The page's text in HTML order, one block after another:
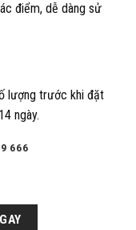
điểm, dễ dàng sử
lượng trước khi đặt
ngày.
666